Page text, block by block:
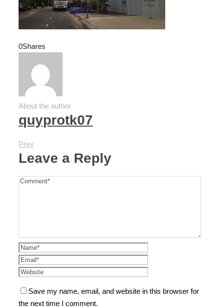
0Shares
About the author
quyprotk07
Prev
Leave a Reply
Save my name, email, and website in this browser for
the next time I comment.